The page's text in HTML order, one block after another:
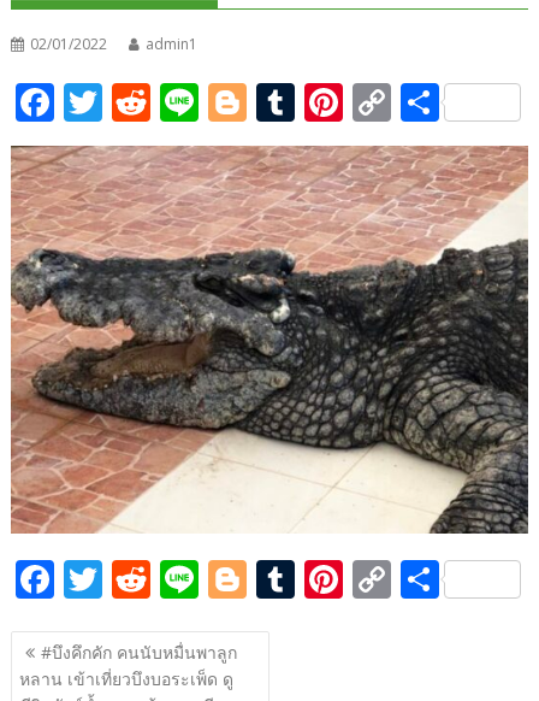
02/01/2022 admin1
F
ac
e
b
o
o
k
T
w
itt
er
R
e
d
di
t
Li
n
e
Bl
o
g
g
er
T
u
m
bl
r
Pi
nt
er
e
st
C
o
p
y
Li
n
k
S
h
ar
e
F
ac
e
T
w
itt
R
e
d
Li
n
e
Bl
o
T Pi C S
แนะแนว
เรื่อง
#บึงคึกคัก คนนับหมื่นพาลูก
หลาน เข้าเที่ยวบึงบอระเพ็ด ดู